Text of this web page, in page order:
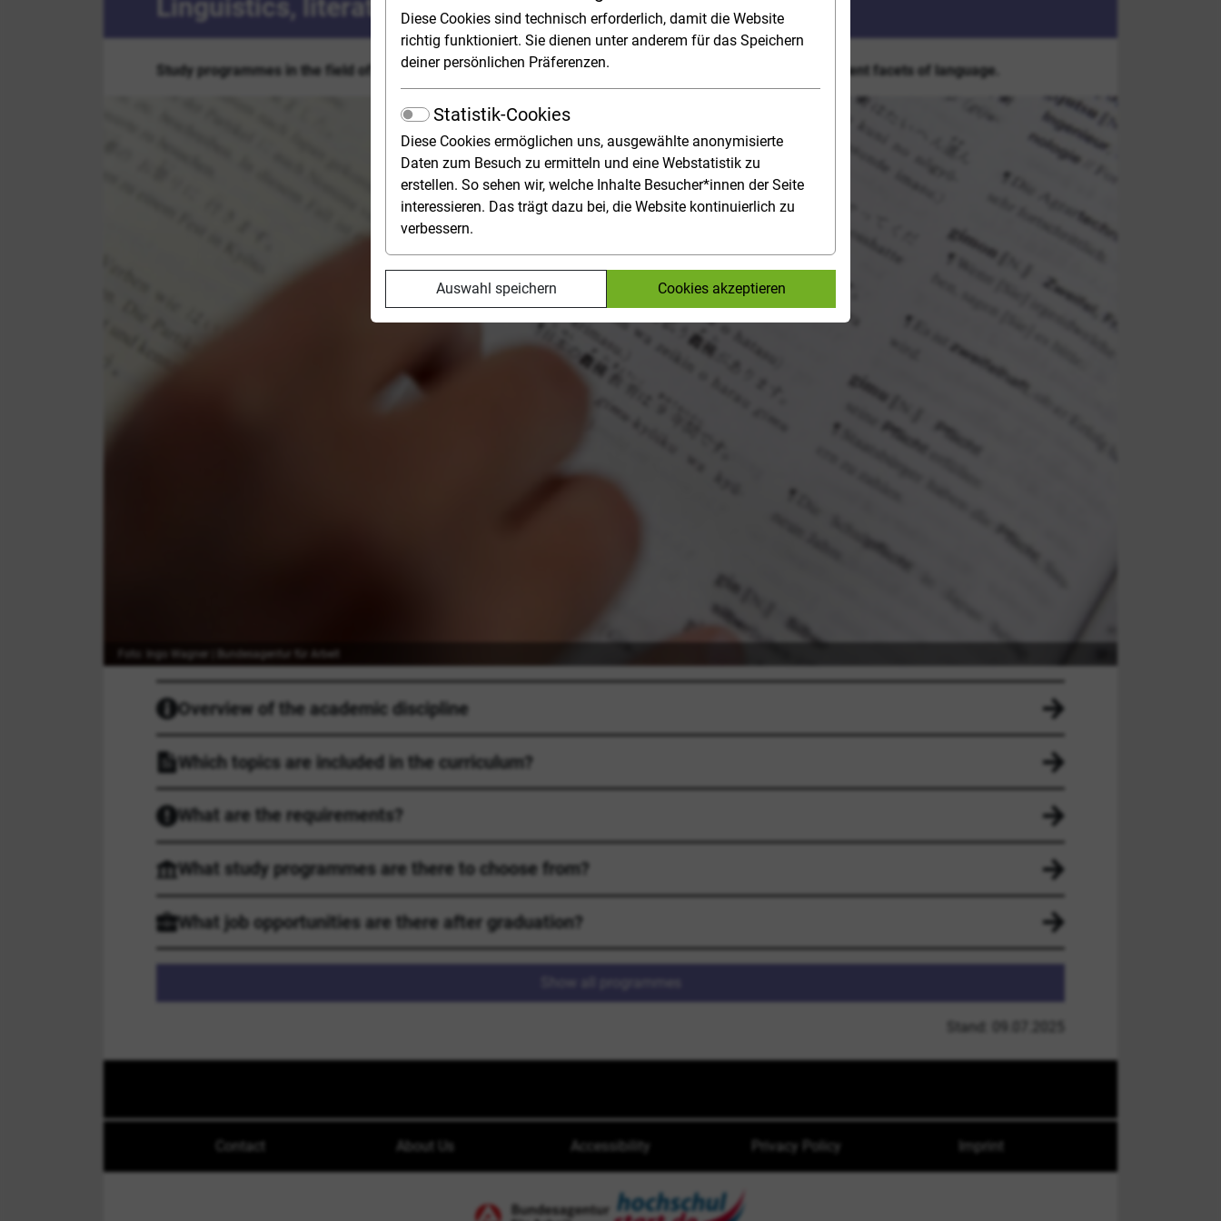
Diese Cookies sind technisch erforderlich, damit die Website
richtig funktioniert. Sie dienen unter anderem für das Speichern
deiner persönlichen Präferenzen.
Statistik-Cookies
Diese Cookies ermöglichen uns, ausgewählte anonymisierte
Daten zum Besuch zu ermitteln und eine Webstatistik zu
erstellen. So sehen wir, welche Inhalte Besucher*innen der Seite
interessieren. Das trägt dazu bei, die Website kontinuierlich zu
verbessern.
Auswahl speichern Cookies akzeptieren
Linguistics, literature, interpreting and translation
Study programmes in the field of Linguistics, Literary Studies, Interpreting and Translation deal with different facets of language.
Foto: Ingo Wagner | Bundesagentur für Arbeit
Overview of the academic discipline
Which topics are included in the curriculum?
What are the requirements?
What study programmes are there to choose from?
What job opportunities are there after graduation?
Stand: 09.07.2025
Contact About Us Accessibility Privacy Policy Imprint